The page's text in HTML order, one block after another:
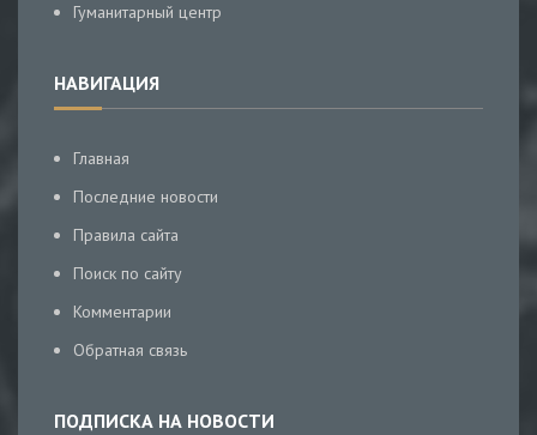
Гуманитарный центр
НАВИГАЦИЯ
Главная
Последние новости
Правила сайта
Поиск по сайту
Комментарии
Обратная связь
ПОДПИСКА НА НОВОСТИ